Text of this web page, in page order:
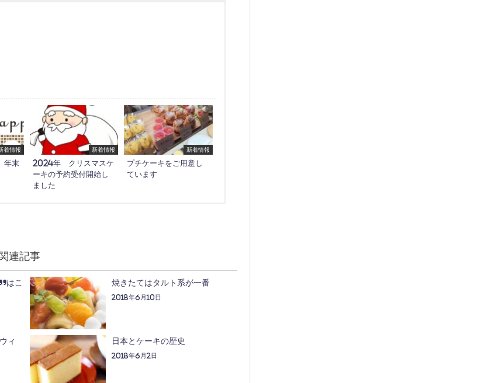
着情報
末
新着情報
2024年 クリスマスケ
ーキの予約受付開始し
ました
新着情報
プチケーキをご用意し
ています
連記事
はこ
焼きたてはタルト系が一番
2018年6月10日
ィ
日本とケーキの歴史
2018年6月2日